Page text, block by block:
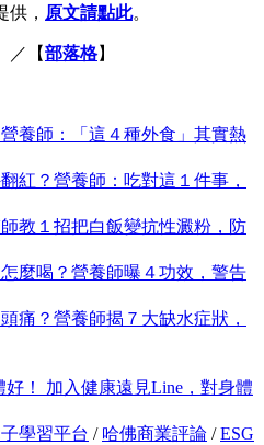
供， 原文請點此。
／【部落格】
養師：「這４種外食」其實熱
紅？營養師：吃對這１件事，
教１招把白飯變抗性澱粉，防
麼喝？營養師曝４功效，警告
痛？營養師揭７大缺水症狀，
加入健康遠見Line，對身體
學習平台 / 哈佛商業評論 /ESG